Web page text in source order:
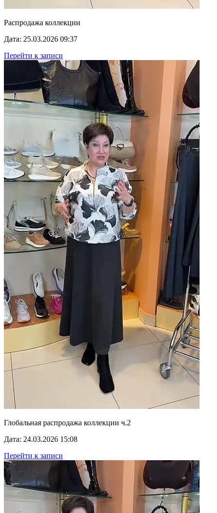
Распродажа коллекции
Дата: 25.03.2026 09:37
Перейти к записи
Глобальная распродажа коллекции ч.2
Дата: 24.03.2026 15:08
Перейти к записи